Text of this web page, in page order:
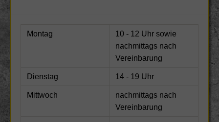
Montag
10 - 12 Uhr sowie
nachmittags nach
Vereinbarung
Dienstag 14 - 19 Uhr
Mittwoch
nachmittags nach
Vereinbarung